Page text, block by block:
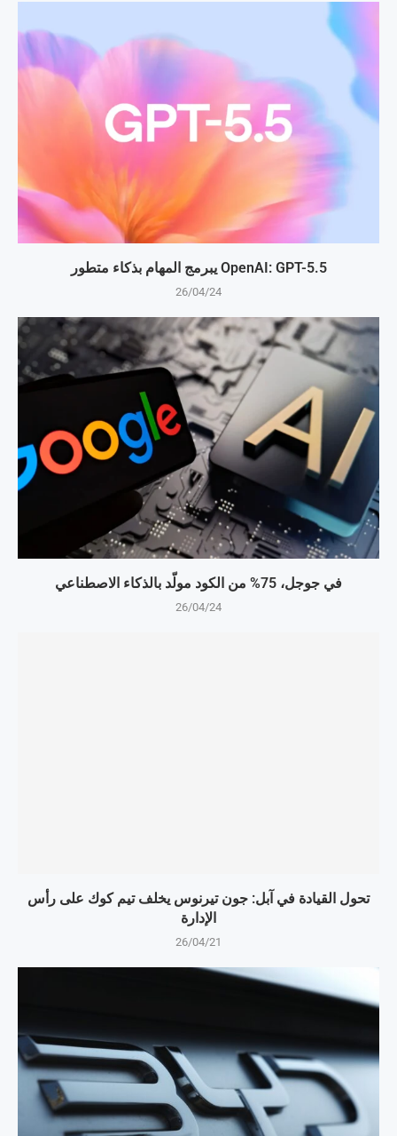
OpenAI: GPT-5.5 يبرمج المهام بذكاء متطور
26/04/24
في جوجل، 75% من الكود مولّد بالذكاء الاصطناعي
26/04/24
تحول القيادة في آبل: جون تيرنوس يخلف تيم كوك على رأس
الإدارة
26/04/21